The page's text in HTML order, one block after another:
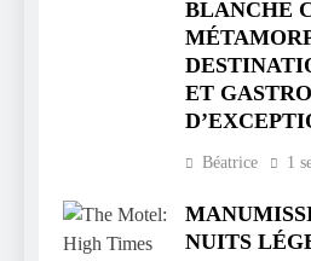
BLANCHE
ET
Béatrice 1
NUITS